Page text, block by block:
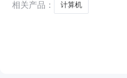
相关产品：
计算机